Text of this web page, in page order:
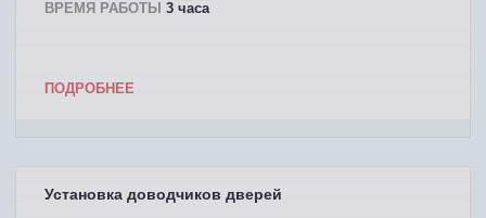
ВРЕМЯ РАБОТЫ 3 часа
ПОДРОБНЕЕ
Установка доводчиков дверей